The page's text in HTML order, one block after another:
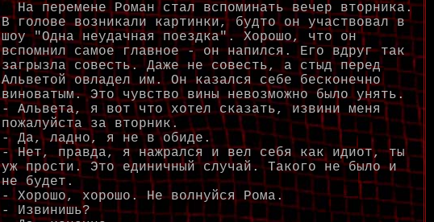
На перемене Роман стал вспоминать вечер вторника.
В голове возникали картинки, будто он участвовал в
шоу "Одна неудачная поездка". Хорошо, что он
вспомнил самое главное - он напился. Его вдруг так
загрызла совесть. Даже не совесть, а стыд перед
Альветой овладел им. Он казался себе бесконечно
виноватым. Это чувство вины невозможно было унять.
- Альвета, я вот что хотел сказать, извини меня
пожалуйста за вторник.
- Да, ладно, я не в обиде.
- Нет, правда, я нажрался и вел себя как идиот, ты
уж прости. Это единичный случай. Такого не было и
не будет.
- Хорошо, хорошо. Не волнуйся Рома.
- Извинишь?